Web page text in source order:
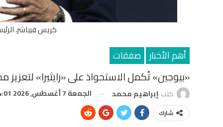
كريس فيباشر،
أهم الأخبار صفقات
«بيوجين» تُكمل الاستحواذ على «رايثيرا»
كتب إبراهيم محمد الجمعة 7 أغسطس, 2026 4:01 م
شارك